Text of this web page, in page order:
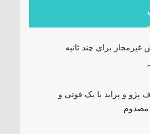
غیرمجاز برای چند ثانیه
پژو و پراید با یک فوتی و
مصدوم